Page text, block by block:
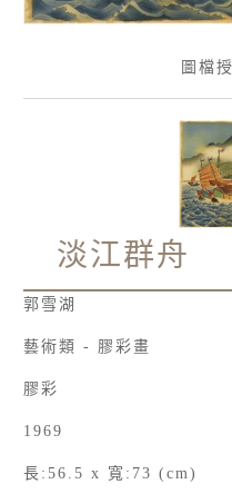
圖檔
淡江群舟
郭雪湖
藝術類 - 膠彩畫
膠彩
1969
長:56.5 x 寬:73 (cm)